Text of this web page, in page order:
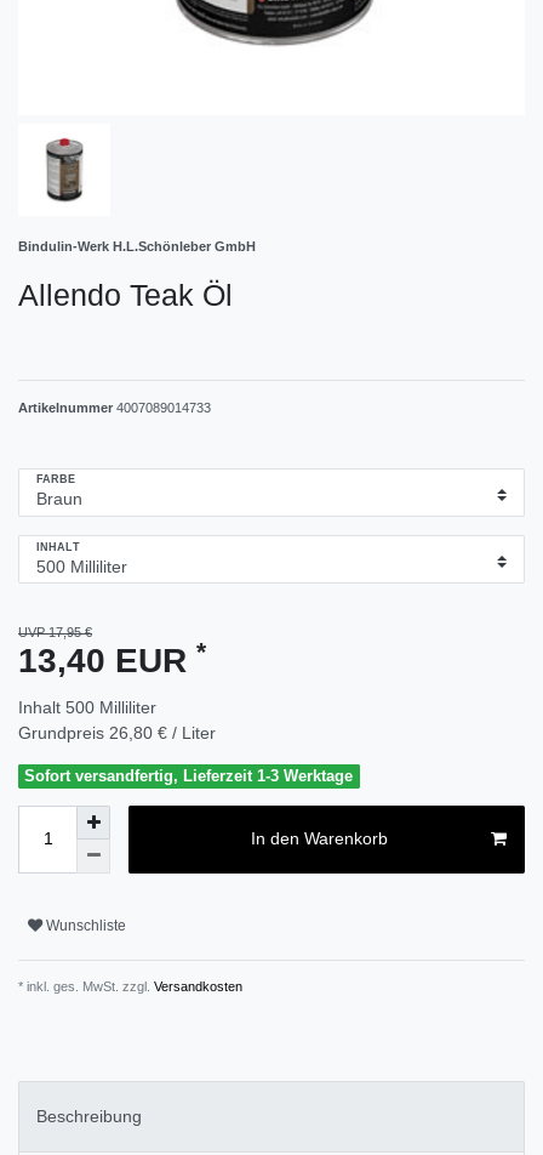
Bindulin-Werk H.L.Schönleber GmbH
Allendo Teak Öl
Artikelnummer 4007089014733
FARBE
INHALT
UVP 17,95 €
13,40 EUR *
Inhalt 500 Milliliter
Grundpreis 26,80 € / Liter
Sofort versandfertig, Lieferzeit 1-3 Werktage
In den Warenkorb
Wunschliste
* inkl. ges. MwSt. zzgl. Versandkosten
Beschreibung